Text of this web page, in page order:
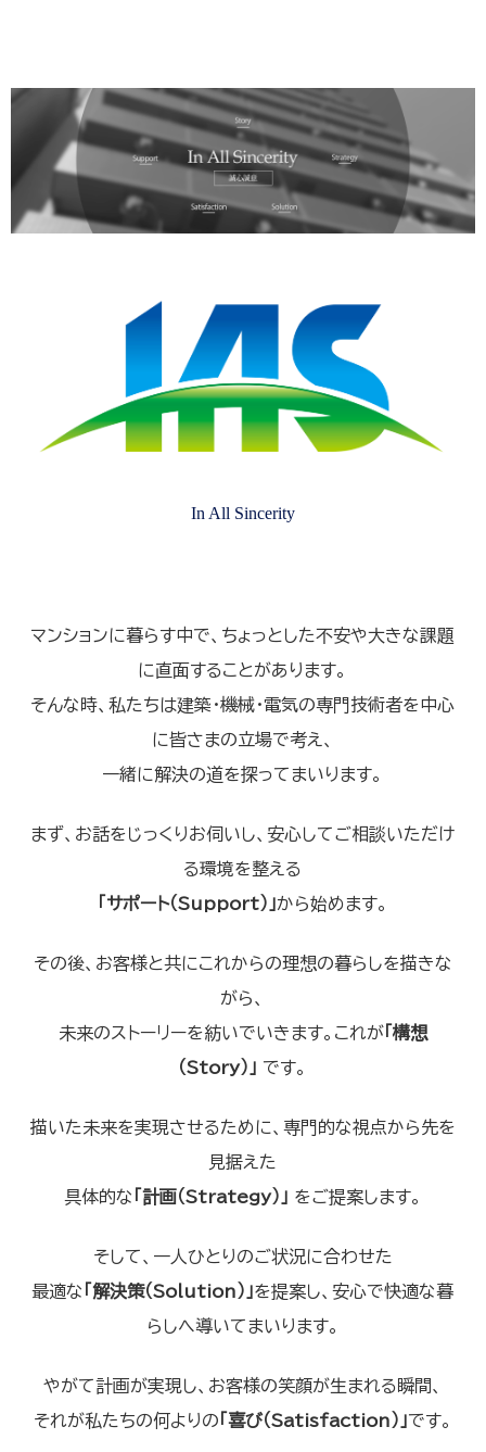
In All Sincerity
マンションに暮らす中で、ちょっとした不安や大きな課題
に直面することがあります。
そんな時、私たちは建築・機械・電気の専門技術者を中心
に皆さまの立場で考え、
一緒に解決の道を探ってまいります。
まず、お話をじっくりお伺いし、安心してご相談いただけ
る環境を整える
「サポート（Support）」から始めます。
その後、お客様と共にこれからの理想の暮らしを描きな
がら、
未来のストーリーを紡いでいきます。これが「構想
（Story）」 です。
描いた未来を実現させるために、専門的な視点から先を
見据えた
具体的な
「計画（Strategy）」 をご提案します。
そして、一人ひとりのご状況に合わせた
最適な
「解決策（Solution）」を提案し、安心で快適な暮
らしへ導いてまいります。
やがて計画が実現し、お客様の笑顔が生まれる瞬間、
それが私たちの何よりの 「喜び（Satisfaction）」です。